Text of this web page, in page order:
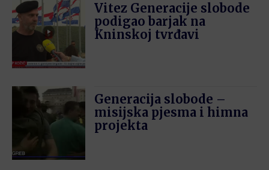
Vitez Generacije slobode
podigao barjak na
Kninskoj tvrđavi
Generacija slobode –
misijska pjesma i himna
projekta